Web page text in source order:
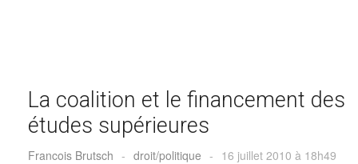
La coalition et le financement des
études supérieures
Francois Brutsch - droit/politique - 16 juillet 2010 à 18h49